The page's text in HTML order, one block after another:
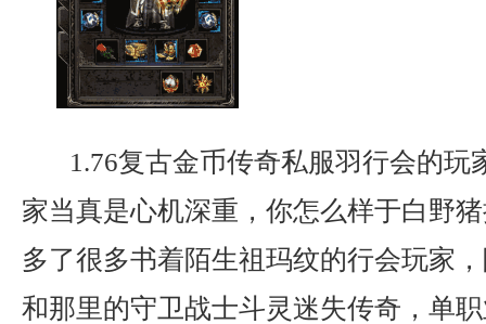
1.76复古金币传奇私服羽行会的玩
家当真是心机深重，你怎么样于白野
多了很多书着陌生祖玛纹的行会玩家
和那里的守卫战士斗灵迷失传奇，单